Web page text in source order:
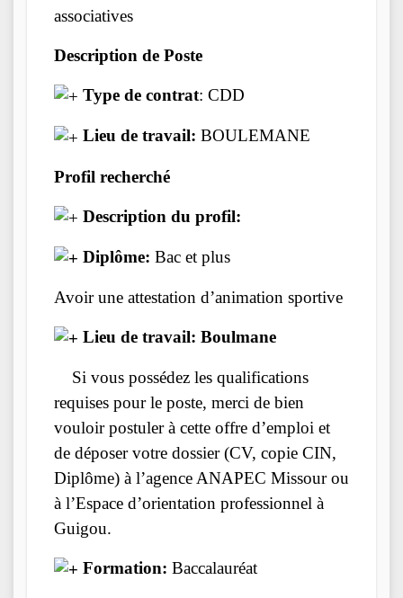
associatives
Description de Poste
Type de contrat: CDD
Lieu de travail: BOULEMANE
Profil recherché
Description du profil:
Diplôme: Bac et plus
Avoir une attestation d’animation sportive
Lieu de travail: Boulmane
Si vous possédez les qualifications
requises pour le poste, merci de bien
vouloir postuler à cette offre d’emploi et
de déposer votre dossier (CV, copie CIN,
Diplôme) à l’agence ANAPEC Missour ou
à l’Espace d’orientation professionnel à
Guigou.
Formation: Baccalauréat